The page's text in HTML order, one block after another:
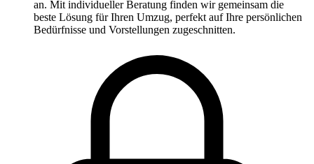
an. Mit individueller Beratung finden wir gemeinsam die
beste Lösung für Ihren Umzug, perfekt auf Ihre persönlichen
Bedürfnisse und Vorstellungen zugeschnitten.